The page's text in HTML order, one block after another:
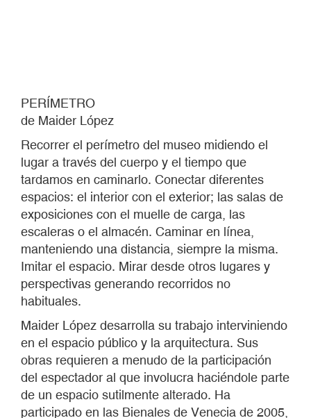
PERÍMETRO
de Maider López
Recorrer el perímetro del museo midiendo el
lugar a través del cuerpo y el tiempo que
tardamos en caminarlo. Conectar diferentes
espacios: el interior con el exterior; las salas de
exposiciones con el muelle de carga, las
escaleras o el almacén. Caminar en línea,
manteniendo una distancia, siempre la misma.
Imitar el espacio. Mirar desde otros lugares y
perspectivas generando recorridos no
habituales.
Maider López desarrolla su trabajo interviniendo
en el espacio público y la arquitectura. Sus
obras requieren a menudo de la participación
del espectador al que involucra haciéndole parte
de un espacio sutilmente alterado. Ha
participado en las Bienales de Venecia de 2005,